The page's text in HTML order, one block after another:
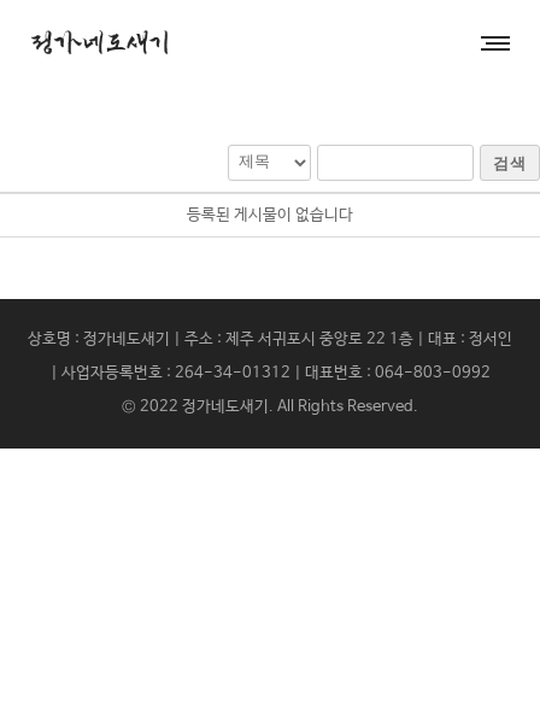
검색
등록된 게시물이 없습니다
상호명 : 정가네도새기 | 주소 : 제주 서귀포시 중앙로 22 1층 | 대표 : 정서인
| 사업자등록번호 : 264-34-01312 | 대표번호 : 064-803-0992
© 2022 정가네도새기 . All Rights Reserved.